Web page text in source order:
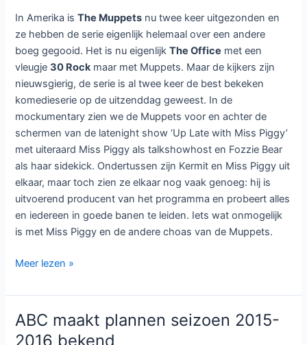
In Amerika isThe Muppets nu twee keer uitgezonden en
ze hebben de serie eigenlijk helemaal over een andere
boeg gegooid. Het is nu eigenlijkThe Office met een
vleugje30 Rockmaar met Muppets. Maar de kijkers zijn
nieuwsgierig, de serie is al twee keer de best bekeken
komedieserie op de uitzenddag geweest. In de
mockumentary zien we de Muppets voor en achter de
schermen van de latenight show ‘Up Late with Miss Piggy’
met uiteraard Miss Piggy als talkshowhost en Fozzie Bear
als haar sidekick. Ondertussen zijn Kermit en Miss Piggy uit
elkaar, maar toch zien ze elkaar nog vaak genoeg: hij is
uitvoerend producent van het programma en probeert alles
en iedereen in goede banen te leiden. Iets wat onmogelijk
is met Miss Piggy en de andere choas van de Muppets.
The
komen
naar
Veronica
Meer lezen »
ABC maakt plannen seizoen 2015-
2016 bekend